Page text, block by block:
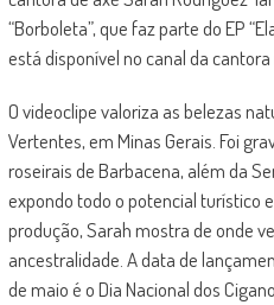
“Borboleta”, que faz parte do EP
está disponível no canal da cantora
O videoclipe valoriza as belezas
Vertentes, em Minas Gerais. Foi
roseirais de Barbacena, além da
expondo todo o potencial turístico
produção, Sarah mostra de onde
ancestralidade. A data de
de maio é o Dia Nacional dos